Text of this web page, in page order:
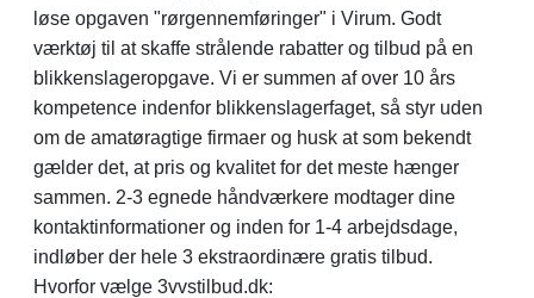
løse opgaven "rørgennemføringer" i Virum. Godt
værktøj til at skaffe strålende rabatter og tilbud på en
blikkenslageropgave. Vi er summen af over 10 års
kompetence indenfor blikkenslagerfaget, så styr uden
om de amatøragtige firmaer og husk at som bekendt
gælder det, at pris og kvalitet for det meste hænger
sammen. 2-3 egnede håndværkere modtager dine
kontaktinformationer og inden for 1-4 arbejdsdage,
indløber der hele 3 ekstraordinære gratis tilbud.
Hvorfor vælge 3vvstilbud.dk: